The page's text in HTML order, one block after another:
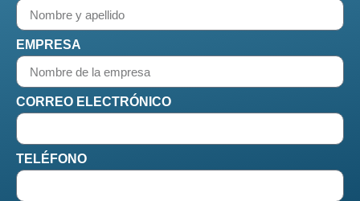
EMPRESA
CORREO ELECTRÓNICO
TELÉFONO